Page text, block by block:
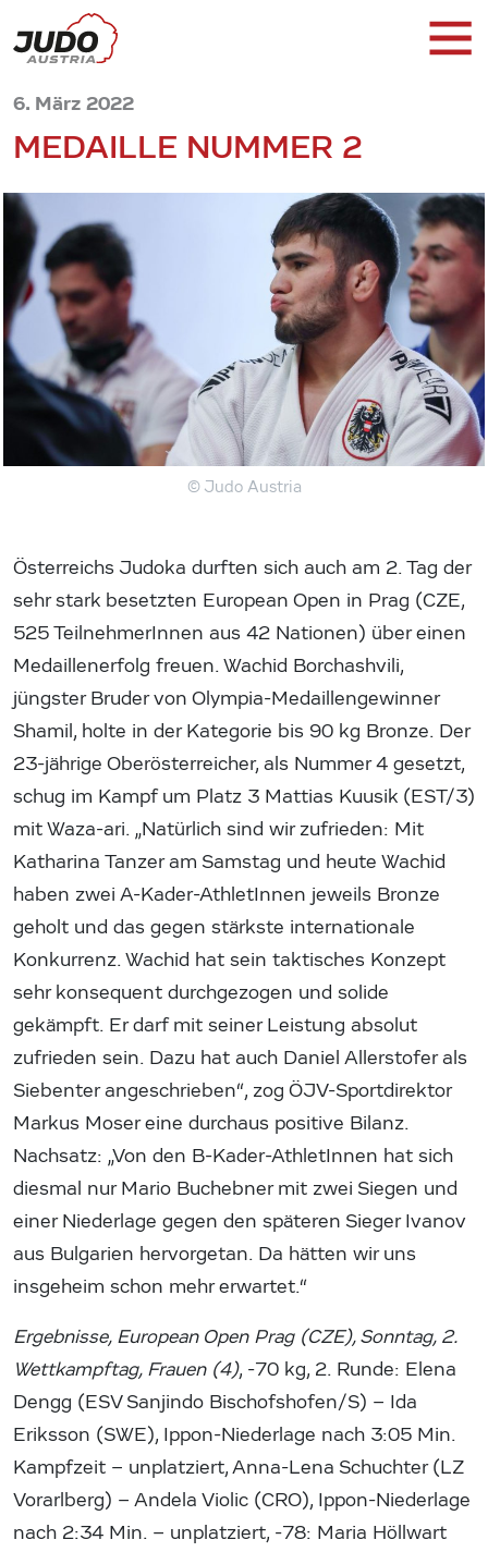
6. März 2022
MEDAILLE NUMMER 2
© Judo Austria
Österreichs Judoka durften sich auch am 2. Tag der
sehr stark besetzten European Open in Prag (CZE,
525 TeilnehmerInnen aus 42 Nationen) über einen
Medaillenerfolg freuen. Wachid Borchashvili,
jüngster Bruder von Olympia-Medaillengewinner
Shamil, holte in der Kategorie bis 90 kg Bronze. Der
23-jährige Oberösterreicher, als Nummer 4 gesetzt,
schug im Kampf um Platz 3 Mattias Kuusik (EST/3)
mit Waza-ari. „Natürlich sind wir zufrieden: Mit
Katharina Tanzer am Samstag und heute Wachid
haben zwei A-Kader-AthletInnen jeweils Bronze
geholt und das gegen stärkste internationale
Konkurrenz. Wachid hat sein taktisches Konzept
sehr konsequent durchgezogen und solide
gekämpft. Er darf mit seiner Leistung absolut
zufrieden sein. Dazu hat auch Daniel Allerstofer als
Siebenter angeschrieben“, zog ÖJV-Sportdirektor
Markus Moser eine durchaus positive Bilanz.
Nachsatz: „Von den B-Kader-AthletInnen hat sich
diesmal nur Mario Buchebner mit zwei Siegen und
einer Niederlage gegen den späteren Sieger Ivanov
aus Bulgarien hervorgetan. Da hätten wir uns
insgeheim schon mehr erwartet.“
Ergebnisse, European Open Prag (CZE), Sonntag, 2.
Wettkampftag, Frauen (4), -70 kg, 2. Runde: Elena
Dengg (ESV Sanjindo Bischofshofen/S) – Ida
Eriksson (SWE), Ippon-Niederlage nach 3:05 Min.
Kampfzeit – unplatziert, Anna-Lena Schuchter (LZ
Vorarlberg) – Andela Violic (CRO), Ippon-Niederlage
nach 2:34 Min. – unplatziert, -78: Maria Höllwart